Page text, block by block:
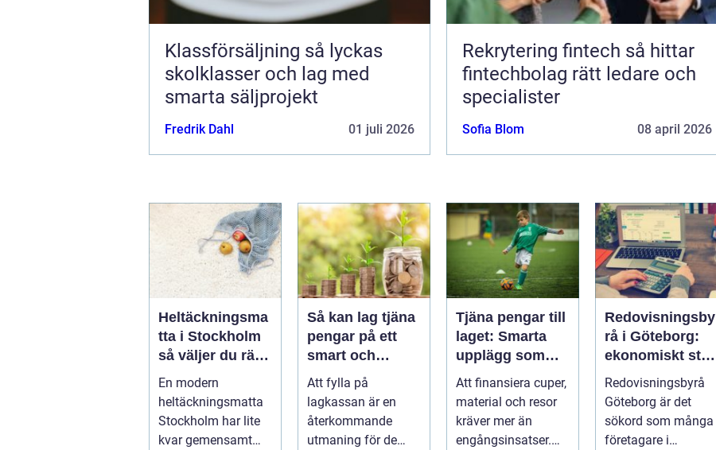
Klassförsäljning så lyckas
skolklasser och lag med
smarta säljprojekt
Fredrik Dahl 01 juli 2026
Rekrytering fintech så hittar
fintechbolag rätt ledare och
specialister
Sofia Blom 08 april 2026
Heltäckningsma
tta i Stockholm
så väljer du rätt
för hem och
kontor
En modern
heltäckningsmatta
Stockholm har lite
kvar gemensamt
Så kan lag tjäna
pengar på ett
smart och
hållbart sätt
Att fylla på
lagkassan är en
återkommande
utmaning för de
Tjäna pengar till
laget: Smarta
upplägg som
håller i längden
Att finansiera cuper,
material och resor
kräver mer än
engångsinsatser.
Redovisningsby
rå i Göteborg:
ekonomiskt stöd
för ditt företag
Redovisningsbyrå
Göteborg är det
sökord som många
företagare i